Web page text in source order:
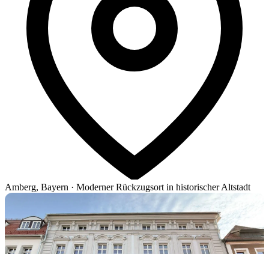
Amberg, Bayern · Moderner Rückzugsort in historischer Altstadt